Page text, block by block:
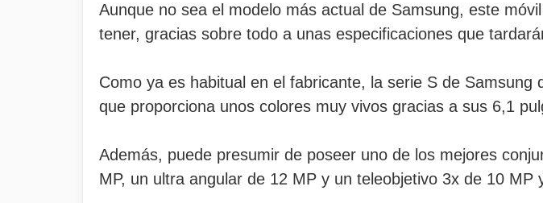
Aunque no sea el modelo más actual de Samsung, este
tener, gracias sobre todo a unas especificaciones que
Como ya es habitual en el fabricante, la serie S de
que proporciona unos colores muy vivos gracias a sus 6,1
Además, puede presumir de poseer uno de los mejores
MP, un ultra angular de 12 MP y un teleobjetivo 3x de 10 MP